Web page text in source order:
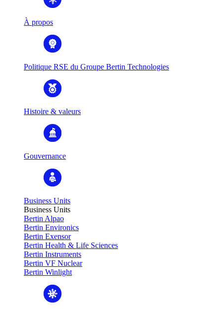
À propos
Politique RSE du Groupe Bertin Technologies
Histoire & valeurs
Gouvernance
Business Units
Business Units
Bertin Alpao
Bertin Environics
Bertin Exensor
Bertin Health & Life Sciences
Bertin Instruments
Bertin VF Nuclear
Bertin Winlight